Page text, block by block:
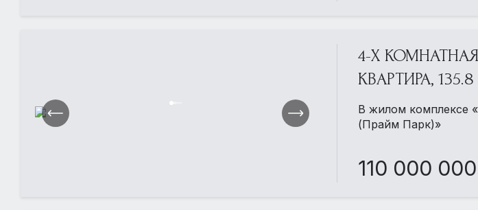
4-Х КОМНАТНАЯ
КВАРТИРА,
В жилом комплексе
(Прайм Парк)»
110 000